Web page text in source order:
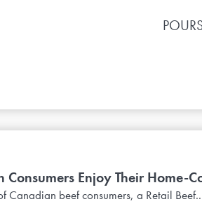
Enjoy Their Home-
Canadian beef consumers, a Retail